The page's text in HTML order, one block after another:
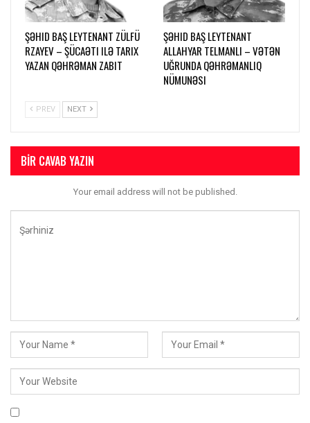
ŞƏHID BAŞ LEYTENANT ZÜLFÜ
RZAYEV – ŞÜCAƏTI ILƏ TARIX
YAZAN QƏHRƏMAN ZABIT
ŞƏHID BAŞ LEYTENANT
ALLAHYAR TELMANLI – VƏTƏN
UĞRUNDA QƏHRƏMANLIQ
NÜMUNƏSI
PREV NEXT
BIR CAVAB YAZIN
Your email address will not be published.